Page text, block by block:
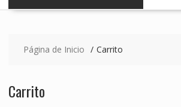
Página de Inicio Carrito
Carrito